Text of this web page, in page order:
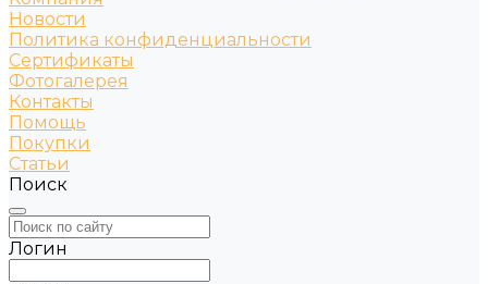
Новости
Политика конфиденциальности
Сертификаты
Фотогалерея
Контакты
Помощь
Покупки
Статьи
Поиск
Логин